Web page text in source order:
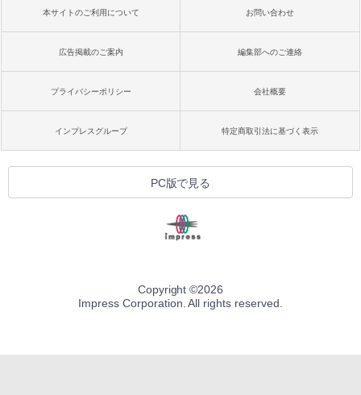
本サイトのご利用について お問い合わせ
広告掲載のご案内 編集部へのご連絡
プライバシーポリシー 会社概要
インプレスグループ 特定商取引法に基づく表示
PC版で見る
Copyright ©2026
Impress Corporation. All rights reserved.